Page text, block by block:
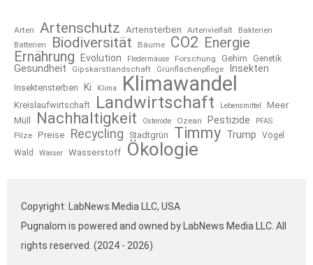
Arten Artenschutz Artensterben Artenvielfalt
Bakterien
Batterien
Biodiversität Bäume CO2 Energie
Ernährung
Evolution Fledermäuse Forschung Gehirn Genetik
Gesundheit Gipskarstlandschaft Grünflächenpflege Insekten
Insektensterben Ki Klima Klimawandel
Kreislaufwirtschaft Landwirtschaft Lebensmittel
Meer
Müll
Nachhaltigkeit Osterode Ozean Pestizide PFAS
Pilze Preise Recycling Stadtgrün Timmy Trump
Vögel
Wald
Wasser Wasserstoff Ökologie
Copyright: LabNews Media LLC, USA
Pugnalom is powered and owned by LabNews Media LLC. All
rights reserved. (2024 - 2026)